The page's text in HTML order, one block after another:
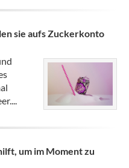
sie aufs Zuckerkonto
um im Moment zu